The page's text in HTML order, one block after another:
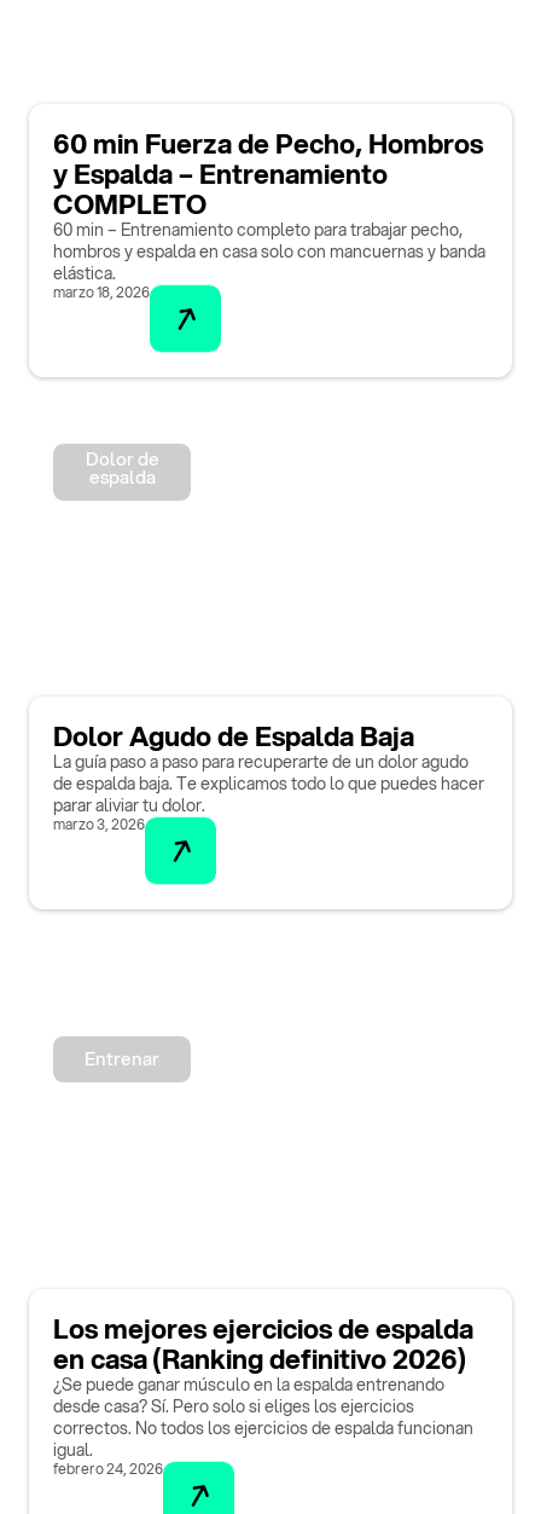
60 min Fuerza de Pecho, Hombros
y Espalda – Entrenamiento
COMPLETO
60 min – Entrenamiento completo para trabajar pecho,
hombros y espalda en casa solo con mancuernas y banda
elástica.
marzo 18, 2026
Dolor de
espalda
Dolor Agudo de Espalda Baja
La guía paso a paso para recuperarte de un dolor agudo
de espalda baja. Te explicamos todo lo que puedes hacer
parar aliviar tu dolor.
marzo 3, 2026
Entrenar
Los mejores ejercicios de espalda
en casa (Ranking definitivo 2026)
¿Se puede ganar músculo en la espalda entrenando
desde casa? Sí. Pero solo si eliges los ejercicios
correctos. No todos los ejercicios de espalda funcionan
igual.
febrero 24, 2026